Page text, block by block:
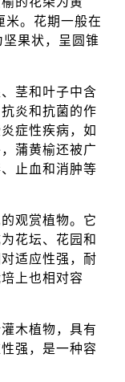
米。花期一般在
果状，呈圆锥
茎和叶子中含
炎和抗菌的作
症性疾病，如
蒲黄榆还被广
止血和消肿等
观赏植物。它
花坛、花园和
适应性强，耐
上也相对容
木植物，具有
强，是一种容